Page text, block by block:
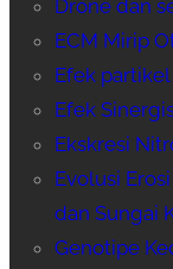
Drone dan
ECM Mirip
Efek
Efek
Ekskresi
Evolusi
dan Sungai
Genotipe